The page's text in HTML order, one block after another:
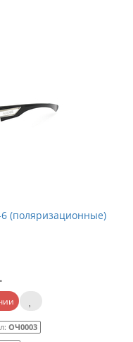
(поляризационные)
ОЧ0003